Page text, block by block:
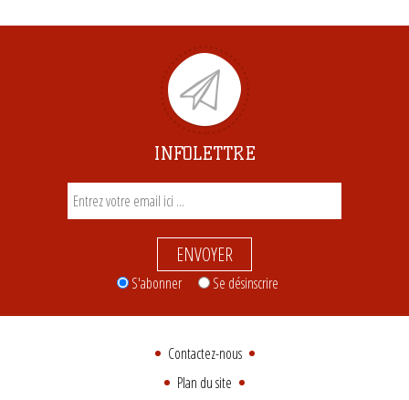
INFOLETTRE
ENVOYER
S'abonner Se désinscrire
Contactez-nous
Plan du site